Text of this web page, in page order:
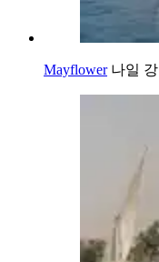
Mayflower 나일 강